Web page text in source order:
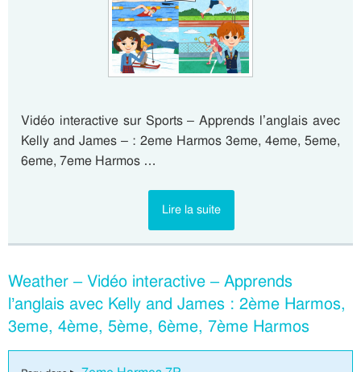
Vidéo interactive sur Sports – Apprends l’anglais avec
Kelly and James – : 2eme Harmos 3eme, 4eme, 5eme,
6eme, 7eme Harmos …
Lire la suite
Weather – Vidéo interactive – Apprends
l’anglais avec Kelly and James : 2ème Harmos,
3eme, 4ème, 5ème, 6ème, 7ème Harmos